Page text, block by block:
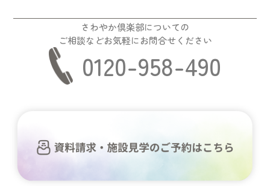
さわやか倶楽部についての
ご相談などお気軽にお問合せください
0120-958-490